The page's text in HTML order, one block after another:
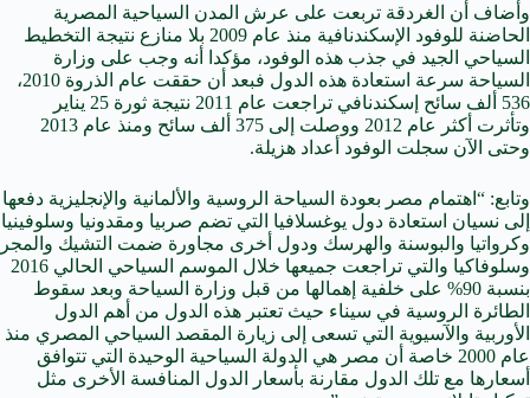
وأضاف أن الغردقة تربعت على عرش المدن السياحية المصرية
الحاضنة للوفود الإسكندنافية منذ عام 2009 بلا منازع نتيجة التخطيط
السياحي الجيد في جذب هذه الوفود، مؤكدا أنه وجب على وزارة
السياحة سرعة استعادة هذه الدول فبعد أن حققت عام الذروة 2010،
536 ألف سائح إسكندنافي تراجعت عام 2011 نتيجة ثورة 25 يناير
وتأثرت أكثر عام 2012 ووصلت إلى 375 ألف سائح ومنذ عام 2013
وحتى الآن سجلت الوفود أعداد هزيلة.
وتابع: “اهتمام مصر بعودة السياحة الروسية والألمانية والإنجليزية دفعها
إلى نسيان استعادة دول يوغسلافيا التي تضم صربيا ومقدونيا وسلوفينيا
وكرواتيا والبوسنة والهرسك ودول أخرى مجاورة ضمت التشيك والمجر
وسلوفاكيا والتي تراجعت جميعها خلال الموسم السياحي الحالي 2016
بنسبة 90% على خلفية إهمالها من قبل وزارة السياحة وبعد سقوط
الطائرة الروسية في سيناء حيث تعتبر هذه الدول من أهم الدول
الأوربية والآسيوية التي تسعى إلى زيارة المقصد السياحي المصري منذ
عام 2000 خاصة أن مصر هي الدولة السياحية الوحيدة التي تتوافق
أسعارها مع تلك الدول مقارنة بأسعار الدول المنافسة الأخرى مثل